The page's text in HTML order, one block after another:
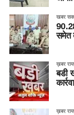
खबर
समेत
ख़बर
बडी
ख़बर